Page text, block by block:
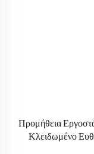
Προμήθεια
Κλειδωμένο